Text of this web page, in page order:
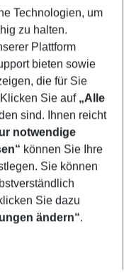
Technologien, um
zu halten.
Plattform
bieten sowie
die für Sie
Sie auf „Alle
sind. Ihnen reicht
notwendige
können Sie Ihre
Sie können
Sie dazu
ändern“.